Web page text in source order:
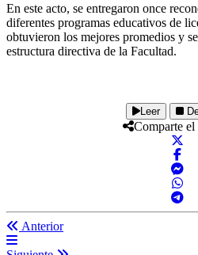
En este acto, se entregaron once
diferentes programas educativos de
obtuvieron los mejores promedios y
estructura directiva de la Facultad.
Leer
Comparte el
Anterior